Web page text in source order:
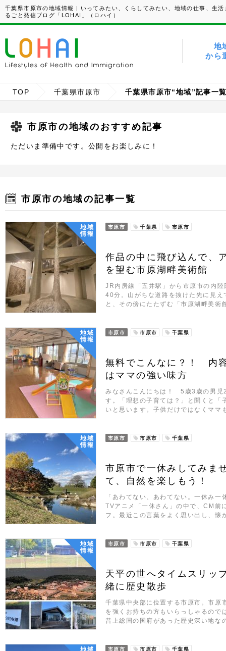
千葉県市原市の地域情報 | いってみたい、くらしてみたい、地域の仕事、生活
るごと発信ブログ「LOHAI」（ロハイ）
地
から
TOP 千葉県市原市 千葉県市原市“地域”記事一
市原市の地域のおすすめ記事
ただいま準備中です。公開をお楽しみに！
市原市の地域の記事一覧
地域
情報
市原市 千葉県 市原市
作品の中に飛び込んで
を望む市原湖畔美術館
JR内房線「五井駅」から市原市の内
40分。山がちな道路を抜けた先に見
と、その傍にたたずむ「市原湖畔美
地域
情報
市原市 市原市 千葉県
無料でこんなに？！ 内
はママの強い味方
みなさんこんにちは！ 5歳3歳の男
す。「理想の子育ては？」と聞くと「
いと思います。子供だけではなくマ
地域
情報
市原市 市原市 千葉県
市原市で一休みしてみ
て、自然を楽しもう！
「あわてない、あわてない。一休み
TVアニメ「一休さん」の中で、CM前
フ。最近この言葉をよく思い出し、
地域
情報
市原市 市原市 千葉県
天平の世へタイムスリ
緒に歴史散歩
千葉県中央部に位置する市原市。市原
を強くお持ちの方もいらっしゃるので
昔上総国の国府があった歴史深い地
地域
市原市 市原市 千葉県